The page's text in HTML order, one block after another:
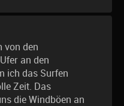
von den
an den
ich das Surfen
Zeit. Das
die Windböen an